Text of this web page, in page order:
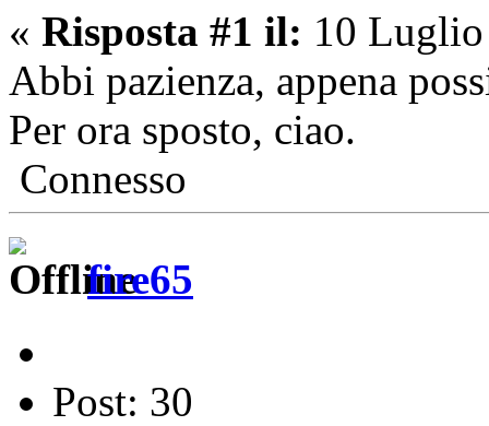
« Risposta #1 il: 10
Abbi pazienza, appena
Per ora sposto, ciao.
Connesso
fire65
Post: 30